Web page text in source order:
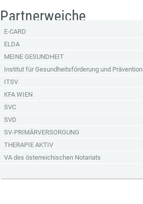
Partnerweiche
E-CARD
ELDA
MEINE GESUNDHEIT
Institut für Gesundheitsförderung und Prävention
ITSV
KFA WIEN
SVC
SVD
SV-PRIMÄRVERSORGUNG
THERAPIE AKTIV
VA des österreichischen Notariats